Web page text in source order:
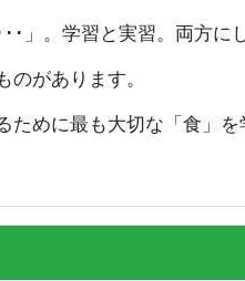
」。学習と実習。両方に
があります。
めに最も大切な「食」